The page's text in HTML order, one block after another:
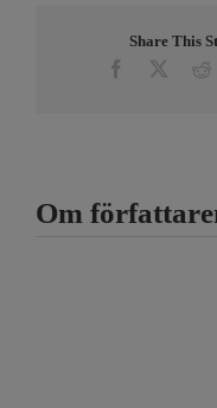
Share This
Facebook
Om